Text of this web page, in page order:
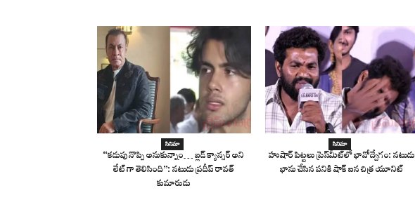
సినిమా
“కడుపు నొప్పి అనుకున్నాం… బ్లడ్ క్యాన్సర్ అని
లేట్ గా తెలిసింది”: నటుడు ప్రదీప్ రావత్
కుమారుడు
సినిమా
హుషార్ పిట్టలు ప్రెస్‌మీట్‌లో భావోద్వేగం: నటుడు
భాను చేసిన పనికి షాక్ ఐన చిత్ర యూనిట్